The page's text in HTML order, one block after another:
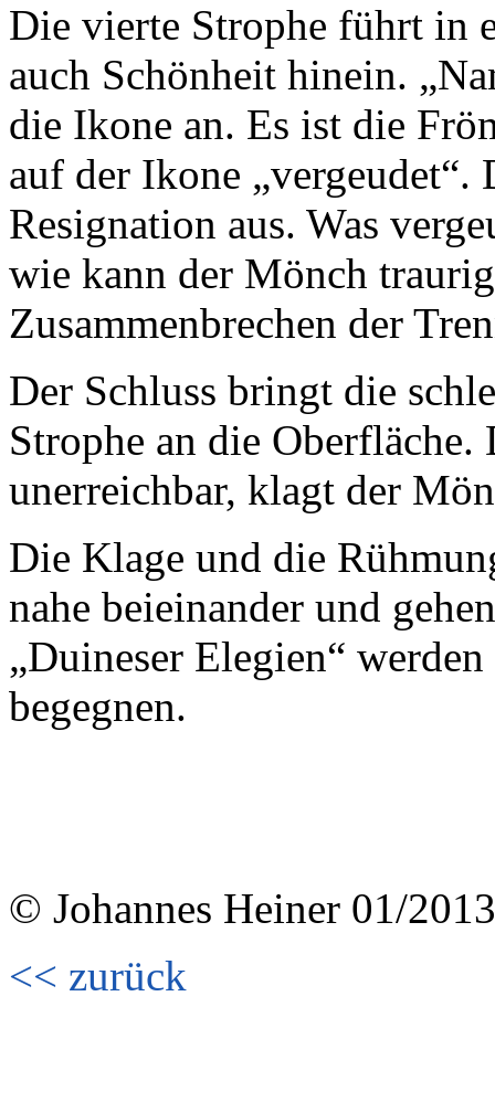
Die vierte Strophe führt in
auch Schönheit hinein.
die Ikone an. Es ist die
auf der Ikone „vergeudet“.
Resignation aus. Was
wie kann der Mönch
Zusammenbrechen der
Der Schluss bringt die
Strophe an die
unerreichbar, klagt der
Die Klage und die
nahe beieinander und
„Duineser Elegien“
begegnen.
© Johannes Heiner 01/2013
<< zurück